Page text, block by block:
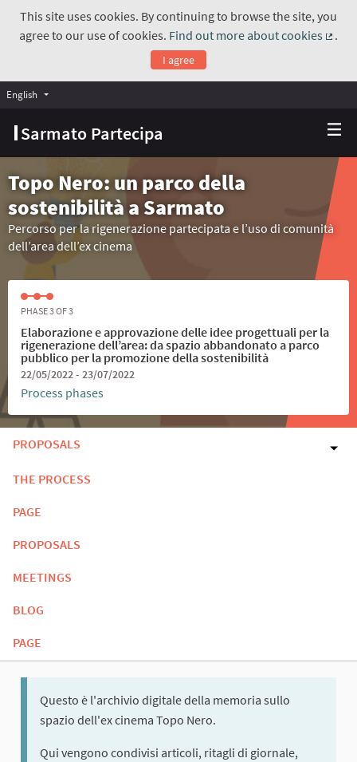
This site uses cookies. By continuing to browse the site, you
agree to our use of cookies. Find out more about cookies
.
I agree
Sarmato Partecipa
English Choose language
Topo Nero: un parco della
sostenibilità a Sarmato
Percorso per la rigenerazione partecipata e l’uso di comunità
dell’area dell’ex cinema
PHASE 3 OF 3
Elaborazione e approvazione delle idee progettuali per la
rigenerazione dell’area: da spazio abbandonato a parco
pubblico per la promozione della sostenibilità
22/05/2022 - 23/07/2022
Process phases
PROPOSALS
THE PROCESS
PAGE
PROPOSALS
MEETINGS
BLOG
PAGE
Questo è l'archivio digitale della memoria sullo
spazio dell'ex cinema Topo Nero.
Qui vengono condivisi articoli, ritagli di giornale,